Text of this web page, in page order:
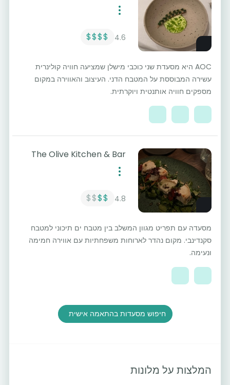
4.6
$$$$
AOC היא מסעדת שני כוכבי מישלן שמציעה חוויה קולינרית
עשירה המבוססת על המטבח הדני. העיצוב והאווירה במקום
מספקים חוויה אותנטית ויוקרתית.
The Olive Kitchen & Bar
4.8
$$
$$
מסעדה עם תפריט מגוון המשלב בין מטבח ים תיכוני למטבח
סקנדינבי. מקום נהדר לארוחות משפחתיות עם אווירה חמימה
ונעימה.
חיפוש מסעדות בהתאמה אישית
המלצות על מלונות